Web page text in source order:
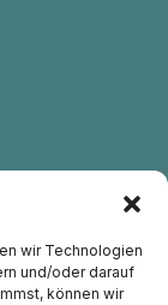
wir Technologien
und/oder darauf
können wir